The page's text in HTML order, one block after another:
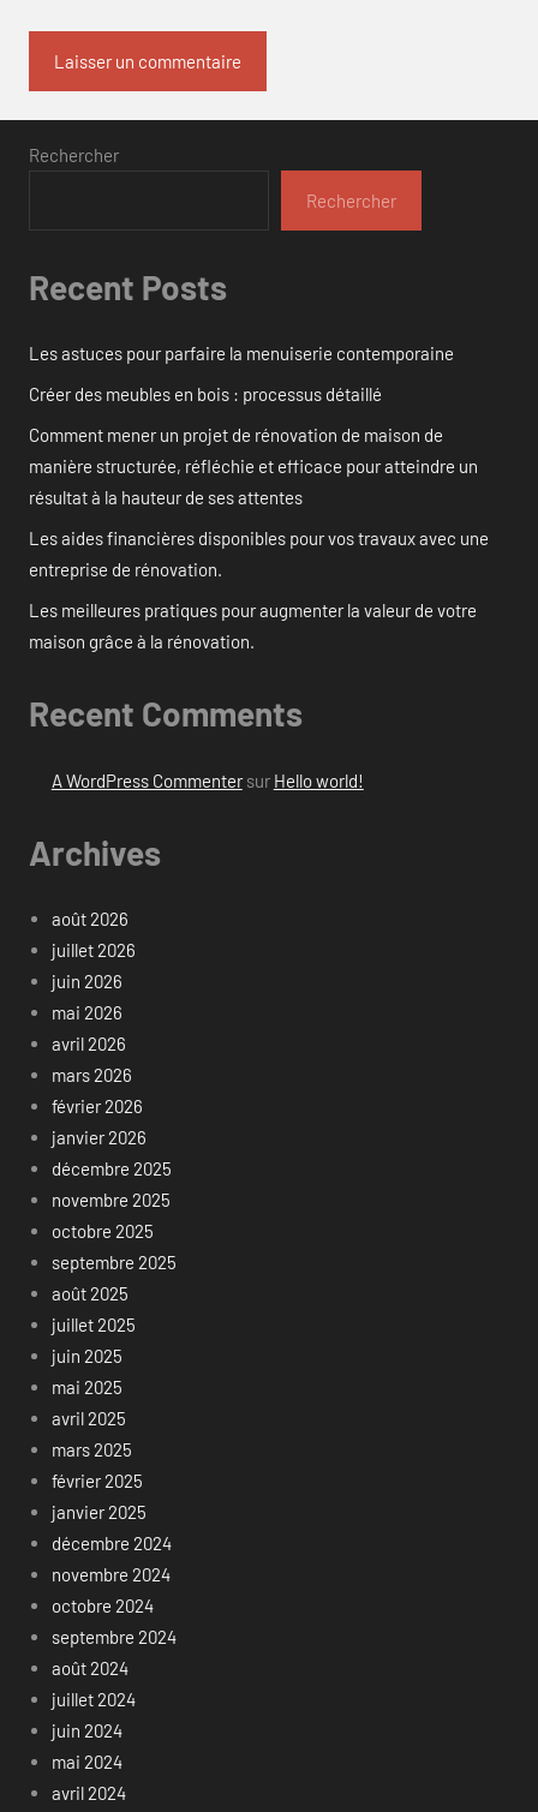
Rechercher
Rechercher
Recent Posts
Les astuces pour parfaire la menuiserie contemporaine
Créer des meubles en bois : processus détaillé
Comment mener un projet de rénovation de maison de
manière structurée, réfléchie et efficace pour atteindre un
résultat à la hauteur de ses attentes
Les aides financières disponibles pour vos travaux avec une
entreprise de rénovation.
Les meilleures pratiques pour augmenter la valeur de votre
maison grâce à la rénovation.
Recent Comments
A WordPress Commentersur Hello world!
Archives
août 2026
juillet 2026
juin 2026
mai 2026
avril 2026
mars 2026
février 2026
janvier 2026
décembre 2025
novembre 2025
octobre 2025
septembre 2025
août 2025
juillet 2025
juin 2025
mai 2025
avril 2025
mars 2025
février 2025
janvier 2025
décembre 2024
novembre 2024
octobre 2024
septembre 2024
août 2024
juillet 2024
juin 2024
mai 2024
avril 2024